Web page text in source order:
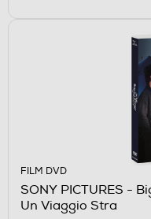
FILM DVD
SONY PICTURES -
Un Viaggio Stra